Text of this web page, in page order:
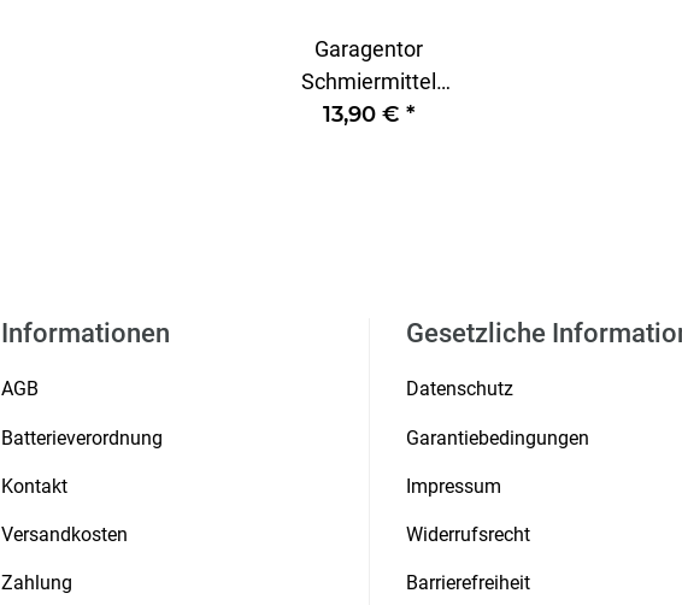
Garagentor
Schmiermittel
Spray 400ml
13,90 € *
Informationen
AGB
Batterieverordnung
Kontakt
Versandkosten
Zahlung
Gesetzliche
Datenschutz
Garantiebedingungen
Impressum
Widerrufsrecht
Barrierefreiheit